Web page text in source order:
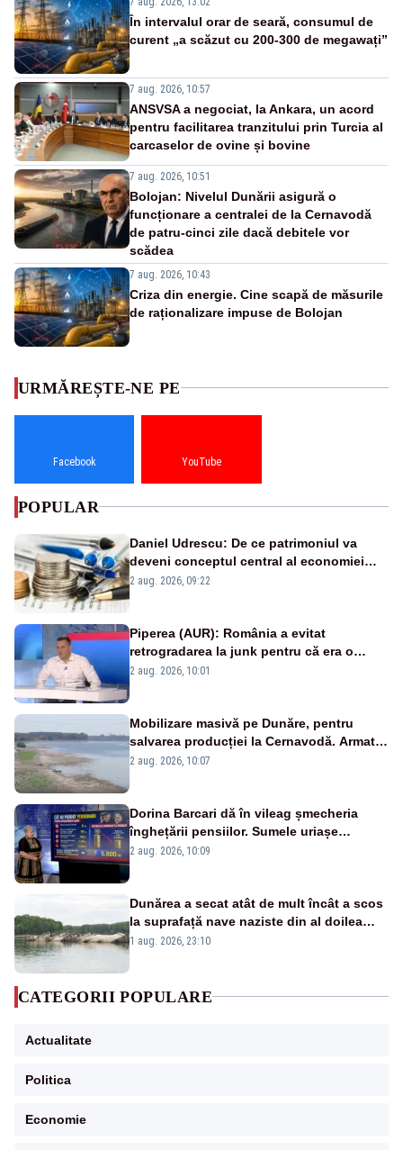
În intervalul orar de seară, consumul de
curent „a scăzut cu 200-300 de megawați”
7 aug. 2026, 10:57
ANSVSA a negociat, la Ankara, un acord
pentru facilitarea tranzitului prin Turcia al
carcaselor de ovine și bovine
7 aug. 2026, 10:51
Bolojan: Nivelul Dunării asigură o
funcționare a centralei de la Cernavodă
de patru-cinci zile dacă debitele vor
scădea
7 aug. 2026, 10:43
Criza din energie. Cine scapă de măsurile
de raționalizare impuse de Bolojan
URMĂREȘTE-NE PE
Facebook YouTube
POPULAR
Daniel Udrescu: De ce patrimoniul va
deveni conceptul central al economiei
viitoare?
2 aug. 2026, 09:22
Piperea (AUR): România a evitat
retrogradarea la junk pentru că era o
catastrofă pentru bănci și fondurile de
2 aug. 2026, 10:01
Mobilizare masivă pe Dunăre, pentru
salvarea producției la Cernavodă. Armata
va detona o stâncă și va devia apa
2 aug. 2026, 10:07
Dorina Barcari dă în vileag șmecheria
înghețării pensiilor. Sumele uriașe
pierdute de fiecare român
2 aug. 2026, 10:09
Dunărea a secat atât de mult încât a scos
la suprafață nave naziste din al doilea
război mondial
1 aug. 2026, 23:10
CATEGORII POPULARE
Actualitate
Politica
Economie